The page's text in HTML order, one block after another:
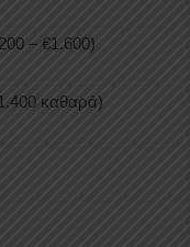
– €1.600)
καθαρά)